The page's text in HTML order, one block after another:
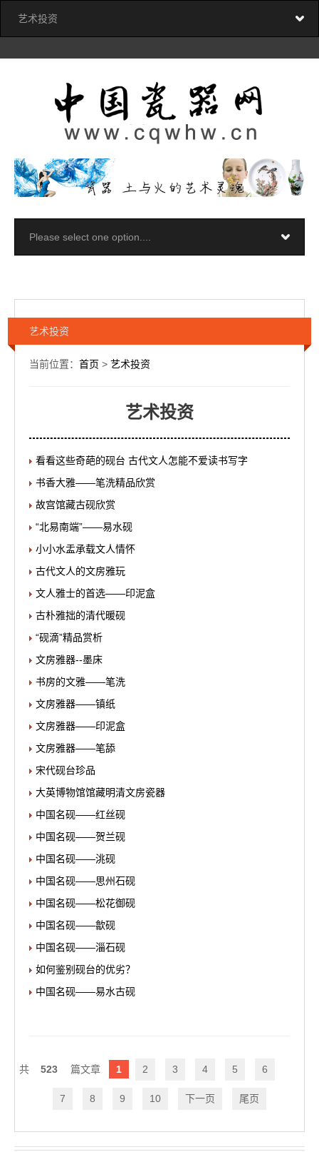
艺术投资
当前位置： 首页 > 艺术投资
艺术投资
看看这些奇葩的砚台 古代文人怎能不爱读书写字
书香大雅——笔洗精品欣赏
故宫馆藏古砚欣赏
“北易南端”——易水砚
小小水盂承载文人情怀
古代文人的文房雅玩
文人雅士的首选——印泥盒
古朴雅拙的清代暖砚
“砚滴”精品赏析
文房雅器--墨床
书房的文雅——笔洗
文房雅器——镇纸
文房雅器——印泥盒
文房雅器——笔舔
宋代砚台珍品
大英博物馆馆藏明清文房瓷器
中国名砚——红丝砚
中国名砚——贺兰砚
中国名砚——洮砚
中国名砚——思州石砚
中国名砚——松花御砚
中国名砚——歙砚
中国名砚——淄石砚
如何鉴别砚台的优劣？
中国名砚——易水古砚
523 1 2 3 4 5 6
7 8 9 10 下一页 尾页